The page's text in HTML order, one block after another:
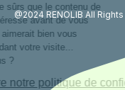
On a attendu d'être sûrs
notre site vous intéresse
déranger, mais on
accompagner pendant
Voulez-vous lire
@2024 RENOLIB All